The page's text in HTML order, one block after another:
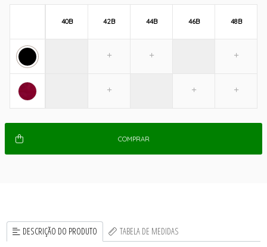
40B 42B 44B 46B 48B
COMPRAR
DESCRIÇÃO DO PRODUTO TABELA DE MEDIDAS